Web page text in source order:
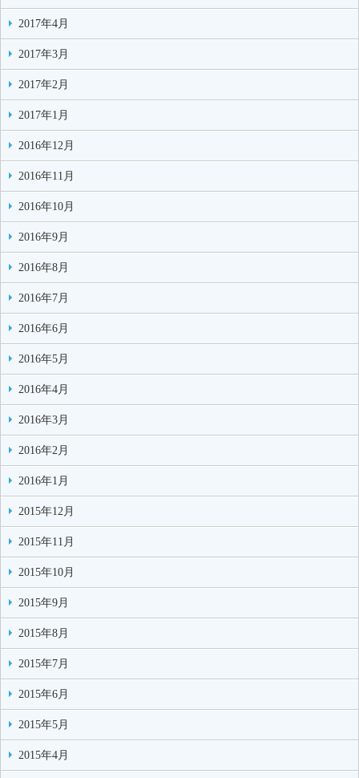
2017年4月
2017年3月
2017年2月
2017年1月
2016年12月
2016年11月
2016年10月
2016年9月
2016年8月
2016年7月
2016年6月
2016年5月
2016年4月
2016年3月
2016年2月
2016年1月
2015年12月
2015年11月
2015年10月
2015年9月
2015年8月
2015年7月
2015年6月
2015年5月
2015年4月